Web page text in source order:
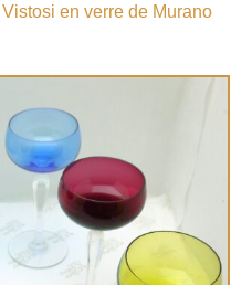
en verre de Murano